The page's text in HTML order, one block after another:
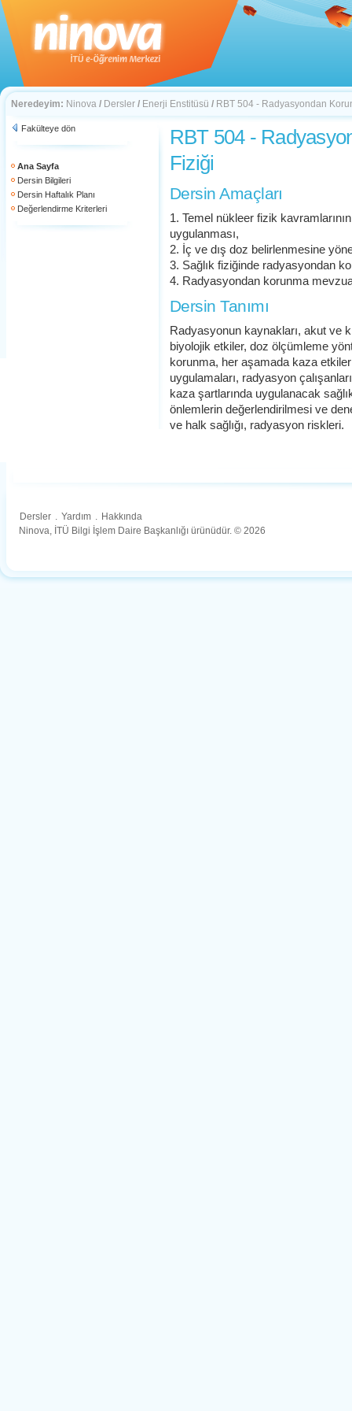
Neredeyim: Ninova / Dersler / Enerji Enstitüsü / RBT 504 - Radyasyondan
Fakülteye dön
Ana Sayfa
Dersin Bilgileri
Dersin Haftalık Planı
Değerlendirme Kriterleri
RBT 504 -
Fiziği
Dersin Amaçları
1. Temel nükleer fizik
uygulanması,
2. İç ve dış doz belirlenmesine
3. Sağlık fiziğinde radyasyondan
4. Radyasyondan korunma
Dersin Tanımı
Radyasyonun kaynakları, akut ve
biyolojik etkiler, doz ölçümleme
korunma, her aşamada kaza
uygulamaları, radyasyon
kaza şartlarında uygulanacak
önlemlerin değerlendirilmesi ve
ve halk sağlığı, radyasyon riskleri.
Dersler . Yardım . Hakkında
Ninova, İTÜ Bilgi İşlem Daire Başkanlığı ürünüdür. © 2026